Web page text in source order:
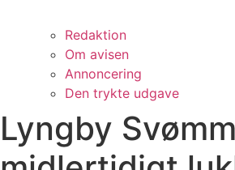
Redaktion
Om avisen
Annoncering
Den trykte udgave
Lyngby